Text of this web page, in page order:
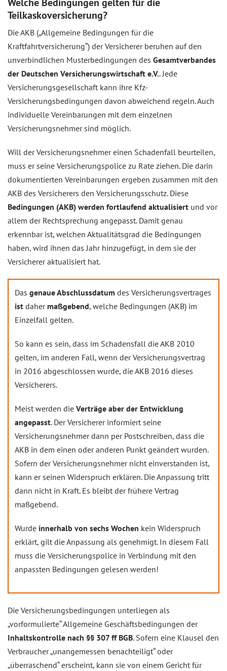
Teilkaskoversicherung?
Die AKB („Allgemeine Bedingungen für die
Kraftfahrtversicherung“) der Versicherer beruhen auf den
unverbindlichen Musterbedingungen des Gesamtverbandes
der Deutschen Versicherungswirtschaft e.V.. Jede
Versicherungsgesellschaft kann ihre Kfz-
Versicherungsbedingungen davon abweichend regeln. Auch
individuelle Vereinbarungen mit dem einzelnen
Versicherungsnehmer sind möglich.
Will der Versicherungsnehmer einen Schadenfall beurteilen,
muss er seine Versicherungspolice zu Rate ziehen. Die darin
dokumentierten Vereinbarungen ergeben zusammen mit den
AKB des Versicherers den Versicherungsschutz. Diese
Bedingungen (AKB) werden fortlaufend aktualisiert und vor
allem der Rechtsprechung angepasst. Damit genau
erkennbar ist, welchen Aktualitätsgrad die Bedingungen
haben, wird ihnen das Jahr hinzugefügt, in dem sie der
Versicherer aktualisiert hat.
Das genaue Abschlussdatum des Versicherungsvertrages
ist daher maßgebend, welche Bedingungen (AKB) im
Einzelfall gelten.
So kann es sein, dass im Schadensfall die AKB 2010
gelten, im anderen Fall, wenn der Versicherungsvertrag
in 2016 abgeschlossen wurde, die AKB 2016 dieses
Versicherers.
Meist werden die Verträge aber der Entwicklung
angepasst. Der Versicherer informiert seine
Versicherungsnehmer dann per Postschreiben, dass die
AKB in dem einen oder anderen Punkt geändert wurden.
Sofern der Versicherungsnehmer nicht einverstanden ist,
kann er seinen Widerspruch erklären. Die Anpassung tritt
dann nicht in Kraft. Es bleibt der frühere Vertrag
maßgebend.
Wurde innerhalb von sechs Wochen kein Widerspruch
erklärt, gilt die Anpassung als genehmigt. In diesem Fall
muss die Versicherungspolice in Verbindung mit den
anpassten Bedingungen gelesen werden!
Die Versicherungsbedingungen unterliegen als
„vorformulierte“ Allgemeine Geschäftsbedingungen der
Inhaltskontrolle nach §§ 307 ff BGB. Sofern eine Klausel den
Verbraucher „unangemessen benachteiligt“ oder
„überraschend“ erscheint, kann sie von einem Gericht für